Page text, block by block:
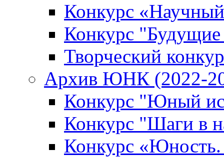
Конкурс
Конкурс
Творческий
Архив ЮНК (2022-
Конкурс "Юный
Конкурс "Шаги в
Конкурс «Юность.